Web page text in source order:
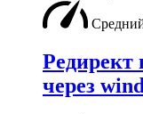
Редирект
через